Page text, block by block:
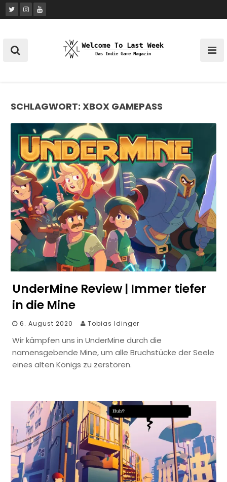
Skip
to
SCHLAGWORT: XBOX GAMEPASS
UnderMine Review | Immer tiefer
in die Mine
6. August 2020 Tobias Idinger
Wir kämpfen uns in UnderMine durch die
namensgebende Mine, um alle Bruchstücke der Seele
eines alten Königs zu zerstören.